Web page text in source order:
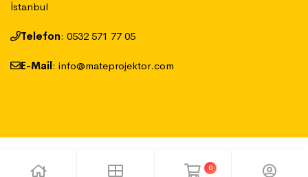
İstanbul
Telefon: ‪0532 571 77 05
E-Mail: info@mateprojektor.com
QOROPA MEDYA Tüm hakları saklıdır.
0